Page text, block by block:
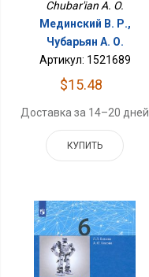
Chubar'ian A. O.
Мединский В. Р.,
Чубарьян А. О.
Артикул: 1521689
$15.48
Доставка за 14–20 дней
КУПИТЬ